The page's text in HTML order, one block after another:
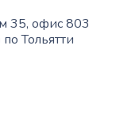
35, офис 803
Тольятти